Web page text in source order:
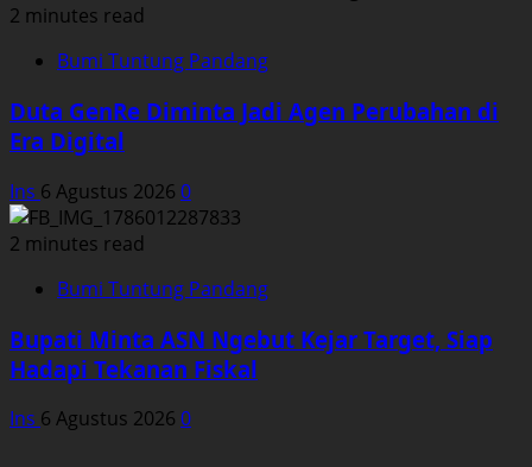
2 minutes read
Bumi Tuntung Pandang
Duta GenRe Diminta Jadi Agen Perubahan di
Era Digital
Ins 6 Agustus 2026 0
2 minutes read
Bumi Tuntung Pandang
Bupati Minta ASN Ngebut Kejar Target, Siap
Hadapi Tekanan Fiskal
Ins 6 Agustus 2026 0